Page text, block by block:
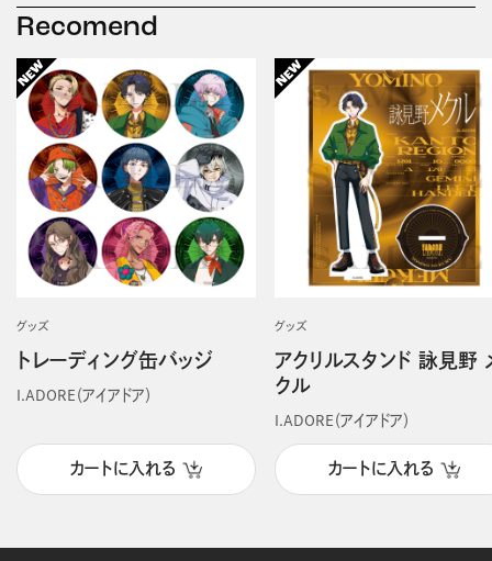
Recomend
グッズ
トレーディング缶バッジ
I.ADORE（アイアドア）
カートに入れる
グッズ
アクリルスタンド 詠見野
クル
I.ADORE（アイアドア）
カートに入れる